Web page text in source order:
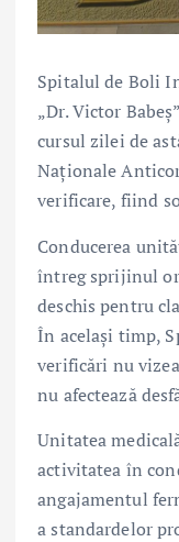
Spitalul de Boli
„Dr. Victor
cursul zilei de
Naționale
verificare, fiind
Conducerea
întreg sprijinul
deschis pentru
În același timp,
verificări nu
nu afectează
Unitatea
activitatea în
angajamentul
a standardelor